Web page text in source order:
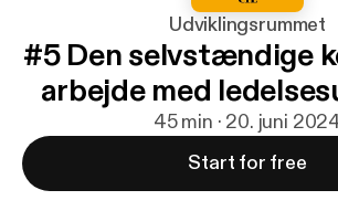
Udviklingsrummet
#5 Den selvstændige
arbejde med
45 min · 20. juni
Start for free